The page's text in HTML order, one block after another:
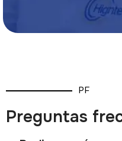
PF
Preguntas